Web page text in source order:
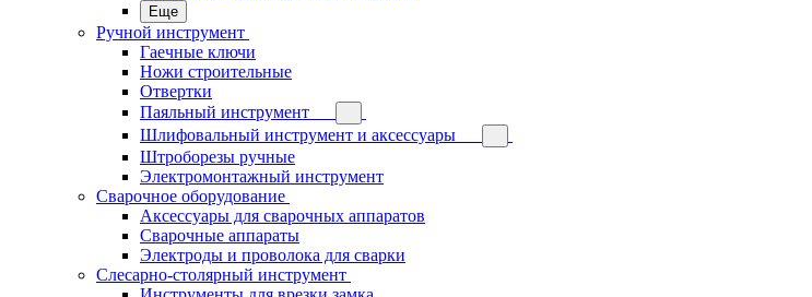
Еще
Ручной инструмент
Гаечные ключи
Ножи строительные
Отвертки
Паяльный инструмент
Шлифовальный инструмент и аксессуары
Штроборезы ручные
Электромонтажный инструмент
Сварочное оборудование
Аксессуары для сварочных аппаратов
Сварочные аппараты
Электроды и проволока для сварки
Слесарно-столярный инструмент